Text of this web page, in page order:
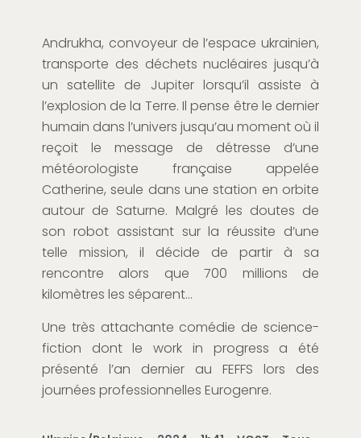
Andrukha, convoyeur de l’espace ukrainien,
transporte des déchets nucléaires jusqu’à
un satellite de Jupiter lorsqu’il assiste à
l’explosion de la Terre. Il pense être le dernier
humain dans l’univers jusqu’au moment où il
reçoit le message de détresse d’une
météorologiste française appelée
Catherine, seule dans une station en orbite
autour de Saturne. Malgré les doutes de
son robot assistant sur la réussite d’une
telle mission, il décide de partir à sa
rencontre alors que 700 millions de
kilomètres les séparent…
Une très attachante comédie de science-
fiction dont le work in progress a été
présenté l’an dernier au FEFFS lors des
journées professionnelles Eurogenre.